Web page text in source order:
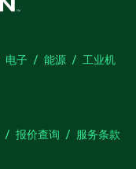
电子 能源
工业机
报价查询
服务条款